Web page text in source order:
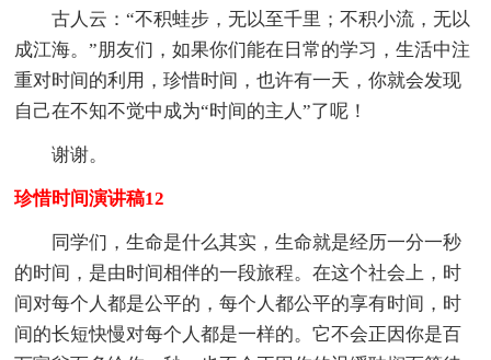
古人云：“不积蛙步，无以至千里；不积小流，无以
成江海。”朋友们，如果你们能在日常的学习，生活中注
重对时间的利用，珍惜时间，也许有一天，你就会发现
自己在不知不觉中成为“时间的主人”了呢！
谢谢。
珍惜时间演讲稿12
同学们，生命是什么其实，生命就是经历一分一秒
的时间，是由时间相伴的一段旅程。在这个社会上，时
间对每个人都是公平的，每个人都公平的享有时间，时
间的长短快慢对每个人都是一样的。它不会正因你是百